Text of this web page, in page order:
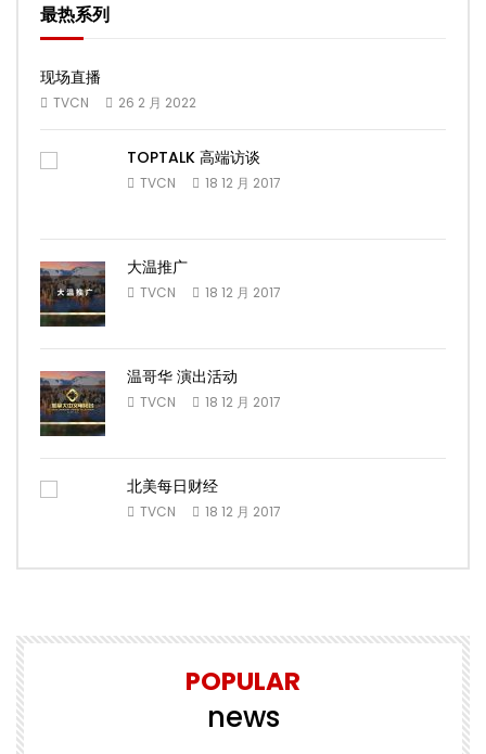
最热系列
现场直播
TVCN 26 2 月 2022
TOPTALK 高端访谈
TVCN 18 12 月 2017
大温推广
TVCN 18 12 月 2017
温哥华 演出活动
TVCN 18 12 月 2017
北美每日财经
TVCN 18 12 月 2017
POPULAR
news